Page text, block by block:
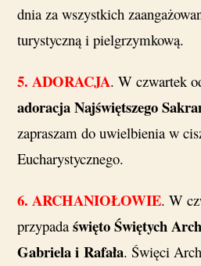
dnia za wszystkich
turystyczną i pielgrzymkową.
5. ADORACJA. W czwartek
adoracja Najświętszego
zapraszam do uwielbienia w
Eucharystycznego.
6.ARCHANIOŁOWIE. W
przypadaświęto Świętych
Gabriela i Rafała. Święci